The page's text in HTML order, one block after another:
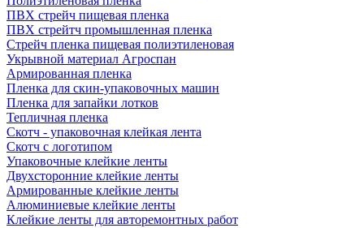
ПВХ стрейч пищевая пленка
ПВХ стрейтч промышленная пленка
Стрейч пленка пищевая полиэтиленовая
Укрывной материал Агроспан
Армированная пленка
Пленка для скин-упаковочных машин
Пленка для запайки лотков
Тепличная пленка
Скотч - упаковочная клейкая лента
Скотч с логотипом
Упаковочные клейкие ленты
Двухсторонние клейкие ленты
Армированные клейкие ленты
Алюминиевые клейкие ленты
Клейкие ленты для авторемонтных работ